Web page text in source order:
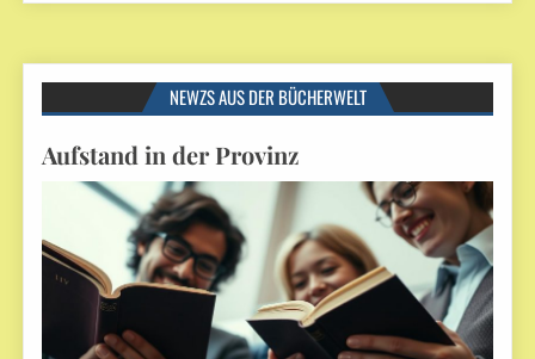
NEWZS AUS DER BÜCHERWELT
Aufstand in der Provinz